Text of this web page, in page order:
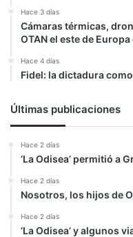
Hace 3 días
Cámaras térmicas,
OTAN el este de
Hace 4 días
Fidel: la dictadura
Últimas publicaciones
Hace 2 días
‘La Odisea’ permitió a
Hace 2 días
Nosotros, los hijos de
Hace 2 días
‘La Odisea’ y algunos